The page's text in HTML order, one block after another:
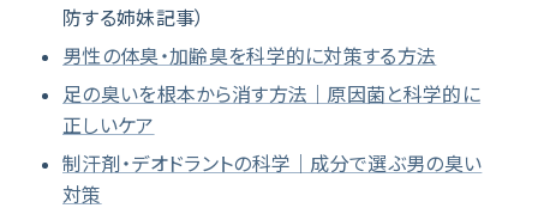
防する姉妹記事）
男性の体臭・加齢臭を科学的に対策する方法
足の臭いを根本から消す方法｜原因菌と科学的に
正しいケア
制汗剤・デオドラントの科学｜成分で選ぶ男の臭い
対策